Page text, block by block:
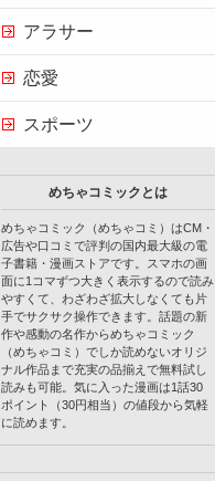
アラサー
恋愛
スポーツ
めちゃコミックとは
めちゃコミック（めちゃコミ）はCM・
広告や口コミで評判の国内最大級の電
子書籍・漫画ストアです。スマホの画
面に1コマずつ大きく表示するので読み
やすくて、わざわざ拡大しなくても片
手でサクサク操作できます。話題の新
作や感動の名作からめちゃコミック
（めちゃコミ）でしか読めないオリジ
ナル作品まで充実の品揃えで無料試し
読みも可能。気に入った漫画は1話30
ポイント（30円相当）の値段から気軽
に読めます。